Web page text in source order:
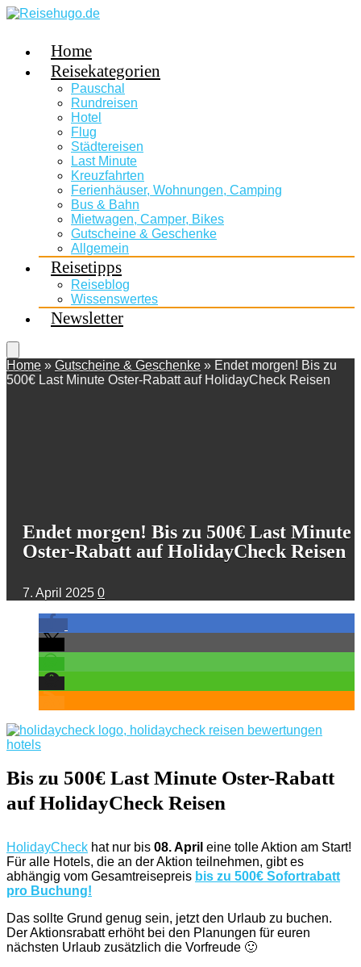
Home
Reisekategorien
Pauschal
Rundreisen
Hotel
Flug
Städtereisen
Last Minute
Kreuzfahrten
Ferienhäuser, Wohnungen, Camping
Bus & Bahn
Mietwagen, Camper, Bikes
Gutscheine & Geschenke
Allgemein
Reisetipps
Reiseblog
Wissenswertes
Newsletter
Home » Gutscheine & Geschenke » Endet morgen! Bis zu
500€ Last Minute Oster-Rabatt auf HolidayCheck Reisen
Endet morgen! Bis zu 500€ Last Minute
Oster-Rabatt auf HolidayCheck Reisen
7. April 2025 0
Bis zu 500€ Last Minute Oster-Rabatt
auf HolidayCheck Reisen
HolidayCheck hat nur bis 08. April eine tolle Aktion am Start!
Für alle Hotels, die an der Aktion teilnehmen, gibt es
abhängig vom Gesamtreisepreis bis zu 500€ Sofortrabatt
pro Buchung!
Das sollte Grund genug sein, jetzt den Urlaub zu buchen.
Der Aktionsrabatt erhöht bei den Planungen für euren
nächsten Urlaub zusätzlich die Vorfreude 🙂